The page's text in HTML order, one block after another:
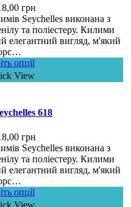
грн
Seychelles виконана з
та поліестеру. Килими
елегантний вигляд, м'який
опції
View
618
грн
Seychelles виконана з
та поліестеру. Килими
елегантний вигляд, м'який
опції
View